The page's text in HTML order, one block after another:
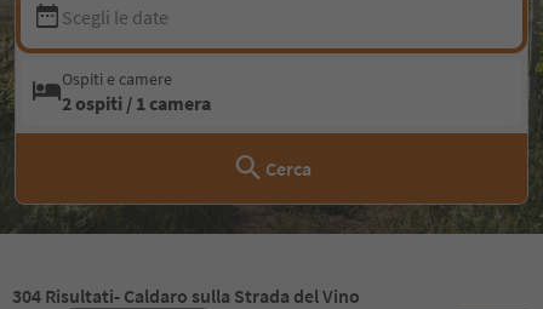
Scegli le date
Ospiti e camere
2 ospiti / 1 camera
Cerca
304 Risultati- Caldaro sulla Strada del Vino